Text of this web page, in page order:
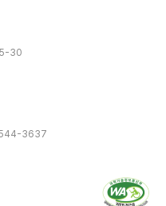
30
1544-3637